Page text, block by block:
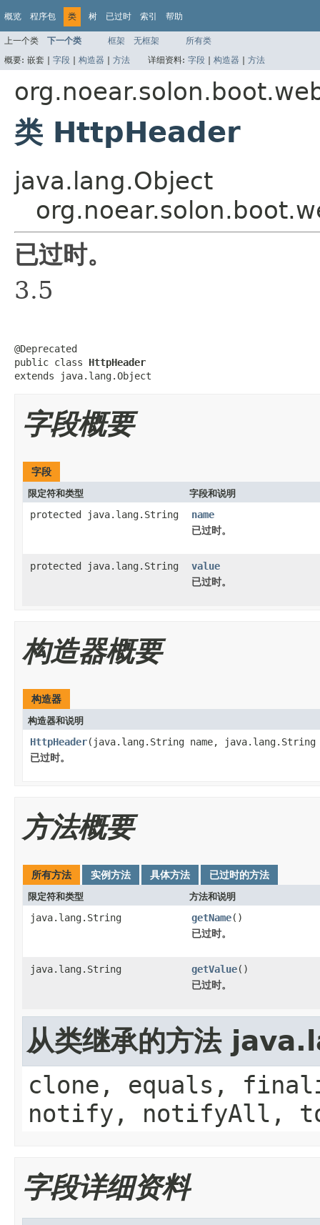
概览 程序包 类 树 已过时 索引 帮助
上一个类 下一个类 框架 无框架
所有类
概要: 嵌套 | 字段 | 构造器 | 方法 详细资料: 字段 | 构造器 | 方法
类 HttpHeader
java.lang.Object
已过时。
3.5
@Deprecated
public class HttpHeader
extends java.lang.Object
字段概要
字段
限定符和类型 字段和说明
protected java.lang.String
name
已过时。
protected java.lang.String
value
已过时。
构造器概要
构造器
构造器和说明
HttpHeader(java.lang.String name, java.lang.String
已过时。
方法概要
所有方法 实例方法 具体方法 已过时的方法
限定符和类型 方法和说明
java.lang.String getName()
已过时。
java.lang.String getValue()
已过时。
从类继承的方法
clone, equals,
notify, notifyAll,
字段详细资料